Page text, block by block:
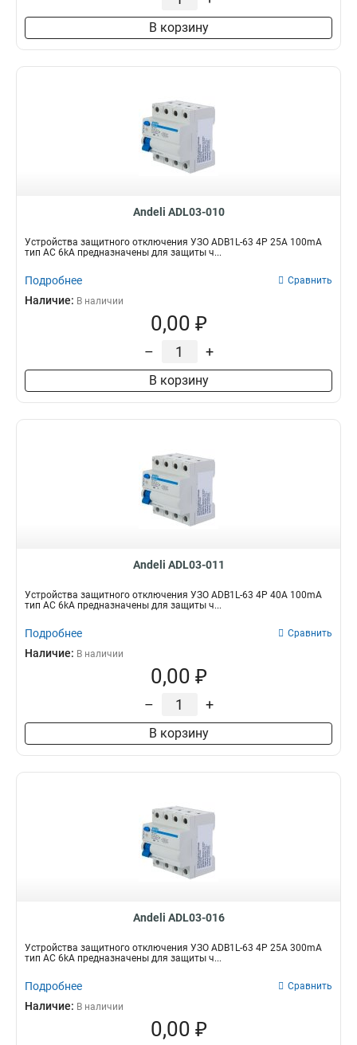
В корзину
Andeli ADL03-010
Устройства защитного отключения УЗО ADB1L-63 4P 25A 100mA
тип AC 6kA предназначены для защиты ч...
Подробнее Сравнить
Наличие: В наличии
0,00 ₽
– +
В корзину
Andeli ADL03-011
Устройства защитного отключения УЗО ADB1L-63 4P 40A 100mA
тип AC 6kA предназначены для защиты ч...
Подробнее Сравнить
Наличие: В наличии
0,00 ₽
– +
В корзину
Andeli ADL03-016
Устройства защитного отключения УЗО ADB1L-63 4P 25A 300mA
тип AC 6kA предназначены для защиты ч...
Подробнее Сравнить
Наличие: В наличии
0,00 ₽